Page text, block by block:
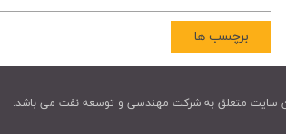
برچسب ها
سايت متعلق به شرکت مهندسی و توسعه نفت می باشد.